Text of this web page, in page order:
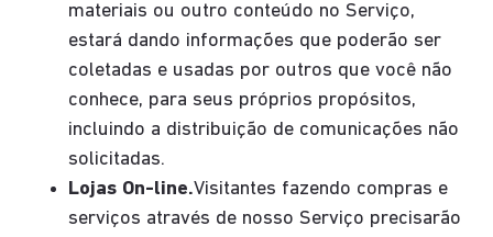
materiais ou outro conteúdo no Serviço,
estará dando informações que poderão ser
coletadas e usadas por outros que você não
conhece, para seus próprios propósitos,
incluindo a distribuição de comunicações não
solicitadas.
Lojas On-line.Visitantes fazendo compras e
serviços através de nosso Serviço precisarão